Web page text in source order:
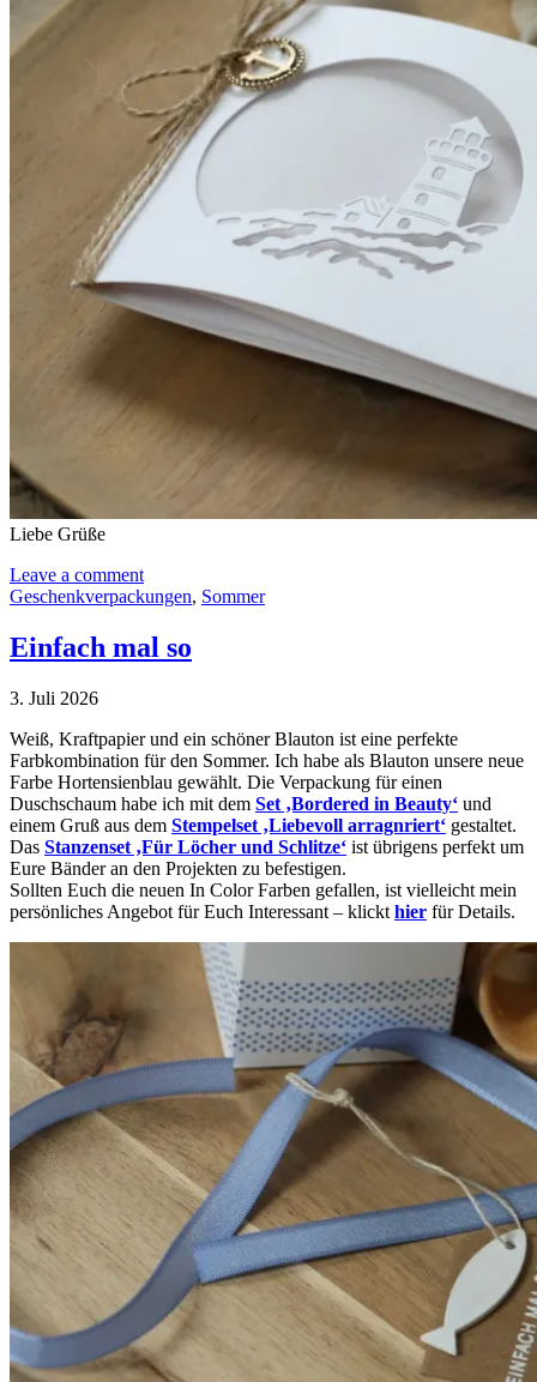
Liebe Grüße
Leave a comment
Geschenkverpackungen, Sommer
Einfach mal so
3. Juli 2026
Weiß, Kraftpapier und ein schöner Blauton ist eine perfekte
Farbkombination für den Sommer. Ich habe als Blauton unsere neue
Farbe Hortensienblau gewählt. Die Verpackung für einen
Duschschaum habe ich mit dem Set ‚Bordered in Beauty‘ und
einem Gruß aus dem Stempelset ‚Liebevoll arragnriert‘ gestaltet.
Das Stanzenset ‚Für Löcher und Schlitze‘ ist übrigens perfekt um
Eure Bänder an den Projekten zu befestigen.
Sollten Euch die neuen In Color Farben gefallen, ist vielleicht mein
persönliches Angebot für Euch Interessant – klickt hier für Details.